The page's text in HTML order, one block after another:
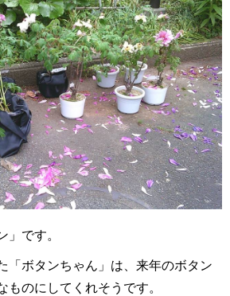
です。
「ボタンちゃん」は、来年のボタン
のにしてくれそうです。